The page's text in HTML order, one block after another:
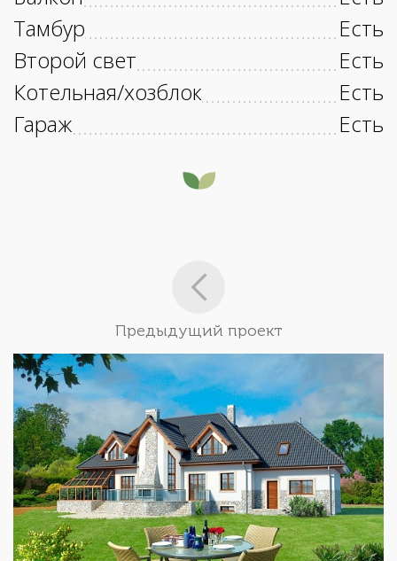
Тамбур
Есть
Второй свет
Есть
Котельная/хозблок
Есть
Гараж
Есть
Предыдущий проект